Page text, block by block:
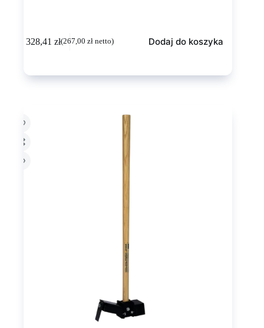
328,41zł(267,00zł netto) Dodaj do koszyka